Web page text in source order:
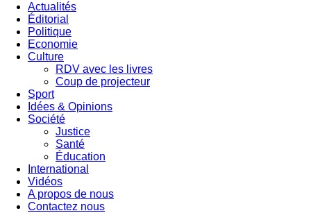
Main
navigation
Actualités
Éditorial
Politique
Economie
Culture
RDV avec les livres
Coup de projecteur
Sport
Idées & Opinions
Société
Justice
Santé
Éducation
International
Vidéos
A propos de nous
Contactez nous